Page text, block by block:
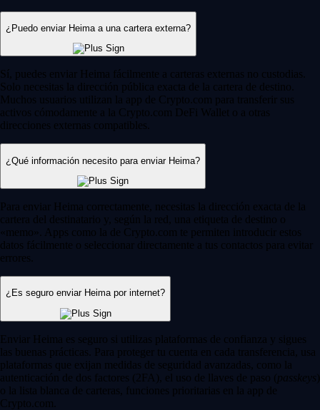
¿Puedo enviar Heima a una cartera externa?
Sí, puedes enviar Heima fácilmente a carteras externas no custodias.
Solo necesitas la dirección pública exacta de la cartera de destino.
Muchos usuarios utilizan la app de Crypto.com para transferir sus
activos cómodamente a la Crypto.com DeFi Wallet o a otras
direcciones externas compatibles.
¿Qué información necesito para enviar Heima?
Para enviar Heima correctamente, necesitas la dirección exacta de la
cartera del destinatario y, según la red, una etiqueta de destino o
«memo». Apps como la de Crypto.com te permiten introducir estos
datos fácilmente o seleccionar directamente a tus contactos para evitar
errores.
¿Es seguro enviar Heima por internet?
Enviar Heima es seguro si utilizas plataformas de confianza y sigues
las buenas prácticas. Para proteger tu cuenta en cada transferencia, usa
plataformas que exijan medidas de seguridad avanzadas, como la
autenticación de dos factores (2FA), el uso de llaves de paso (passkeys )
o la lista blanca de carteras, funciones prioritarias en la app de
Crypto.com.